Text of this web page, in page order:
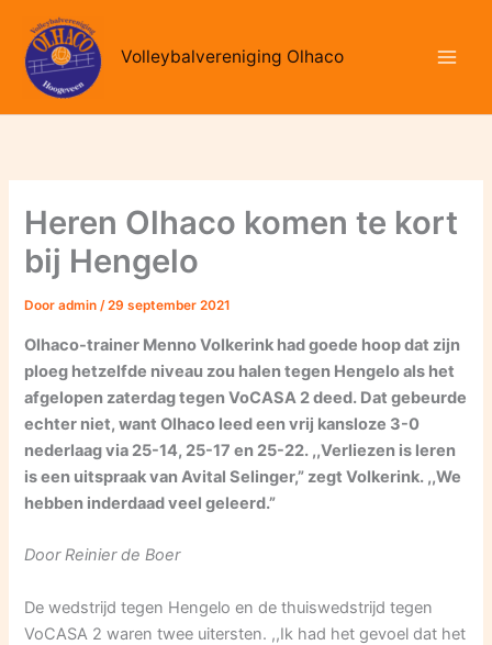
naar
inhoud
Volleybalvereniging Olhaco
Heren Olhaco komen te kort
bij Hengelo
Dooradmin/29 september 2021
Olhaco-trainer Menno Volkerink had goede hoop dat zijn
ploeg hetzelfde niveau zou halen tegen Hengelo als het
afgelopen zaterdag tegen VoCASA 2 deed. Dat gebeurde
echter niet, want Olhaco leed een vrij kansloze 3-0
nederlaag via 25-14, 25-17 en 25-22. ,,Verliezen is leren
is een uitspraak van Avital Selinger,” zegt Volkerink. ,,We
hebben inderdaad veel geleerd.”
Door Reinier de Boer
De wedstrijd tegen Hengelo en de thuiswedstrijd tegen
VoCASA 2 waren twee uitersten. ,,Ik had het gevoel dat het